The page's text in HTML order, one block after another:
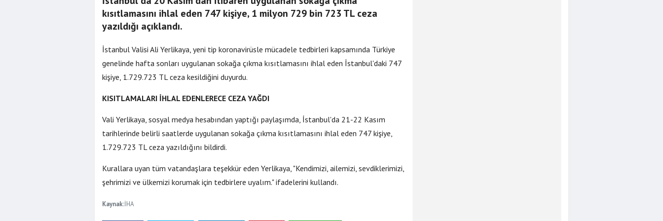
kısıtlamasını ihlal eden 747 kişiye, 1 milyon 729 bin 723 TL ceza
yazıldığı açıklandı.
İstanbul Valisi Ali Yerlikaya, yeni tip koronavirüsle mücadele tedbirleri kapsamında Türkiye
genelinde hafta sonları uygulanan sokağa çıkma kısıtlamasını ihlal eden İstanbul'daki 747
kişiye, 1.729.723 TL ceza kesildiğini duyurdu.
KISITLAMALARI İHLAL EDENLERECE CEZA YAĞDI
Vali Yerlikaya, sosyal medya hesabından yaptığı paylaşımda, İstanbul'da 21-22 Kasım
tarihlerinde belirli saatlerde uygulanan sokağa çıkma kısıtlamasını ihlal eden 747 kişiye,
1.729.723 TL ceza yazıldığını bildirdi.
Kurallara uyan tüm vatandaşlara teşekkür eden Yerlikaya, "Kendimizi, ailemizi, sevdiklerimizi,
şehrimizi ve ülkemizi korumak için tedbirlere uyalım." ifadelerini kullandı.
Kaynak:İHA
Ardahan Belediyesi'nin personel taşıma
görüntüsü tepki çekti!